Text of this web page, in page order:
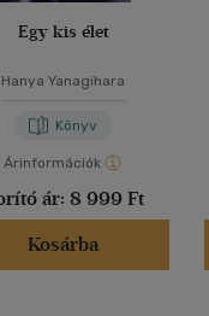
Egy kis élet
Hanya Yanagihara
Könyv
Árinformációk
ár: 8 999 Ft
Kosárba